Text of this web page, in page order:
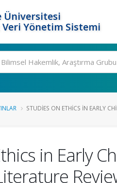
Üniversitesi
Yönetim Sistemi
STUDIES ON ETHICS IN EARLY
in Early